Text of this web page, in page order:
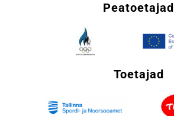
Peatoetajad
Toetajad